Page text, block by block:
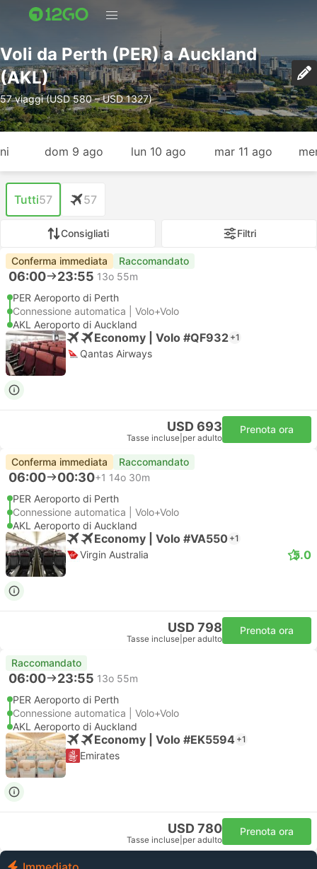
Voli da Perth (PER) a Auckland
(AKL)
57 viaggi (USD 580 – USD 1327)
dom 9 ago lun 10 ago mar 11 ago
Tutti57 57
Consigliati Filtri
Conferma immediata Raccomandato
06:00 23:55 13o 55m
PER Aeroporto di Perth
Connessione automatica | Volo+Volo
AKL Aeroporto di Auckland
Economy | Volo #QF932 +1
Qantas Airways
USD 693
Tasse incluse per adulto
Prenota ora
Conferma immediata Raccomandato
06:00 00:30+1 14o 30m
PER Aeroporto di Perth
Connessione automatica | Volo+Volo
AKL Aeroporto di Auckland
Economy | Volo #VA550 +1
Virgin Australia 5.0
USD 798
Tasse incluse per adulto
Prenota ora
Raccomandato
06:00 23:55 13o 55m
PER Aeroporto di Perth
Connessione automatica | Volo+Volo
AKL Aeroporto di Auckland
Economy | Volo #EK5594 +1
Emirates
USD 780
Tasse incluse per adulto
Prenota ora